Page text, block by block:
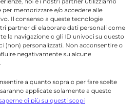
memorizzare e/o accedere alle
Il consenso a queste tecnologie
partner di elaborare dati personali come
la navigazione o gli ID univoci su questo
(non) personalizzati. Non acconsentire o
negativamente su alcune
a quanto sopra o per fare scelte
applicate solamente a questo
le impostazioni in qualsiasi momento,
di più su questi scopi
IN SPORT